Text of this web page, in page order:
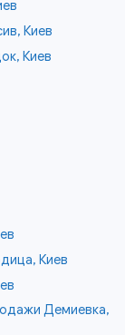
Киев
Киев
Киев
Демиевка,